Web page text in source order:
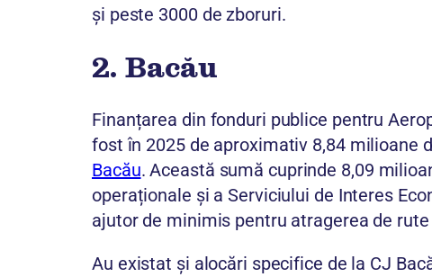
și peste 3000 de zboruri.
2. Bacău
Finanțarea din fonduri publice pentru
fost în 2025 de aproximativ 8,84 milioane
Bacău. Această sumă cuprinde 8,09
operaționale și a Serviciului de Interes
ajutor de minimis pentru atragerea de rute
Au existat și alocări specifice de la CJ